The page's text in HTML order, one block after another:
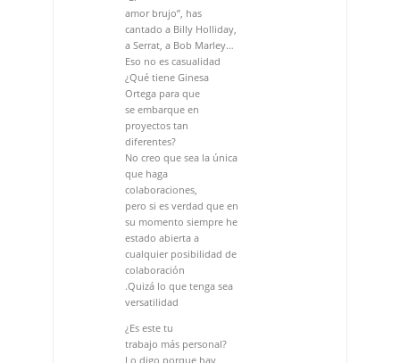
proyectos tan
diferentes?
No creo que sea la única
que haga
colaboraciones,
pero si es verdad que en
su momento siempre he
estado abierta a
cualquier posibilidad de
colaboración
.Quizá lo que tenga sea
versatilidad
¿Es este tu
trabajo más personal?
Lo digo porque hay
mucho tuyo en el disco,
aparte de tu cante.
Sí, a este trabajo le he
dedicado mucho
tiempo, mucho énfasis,
mucha energía,
mucho cariño, mucho